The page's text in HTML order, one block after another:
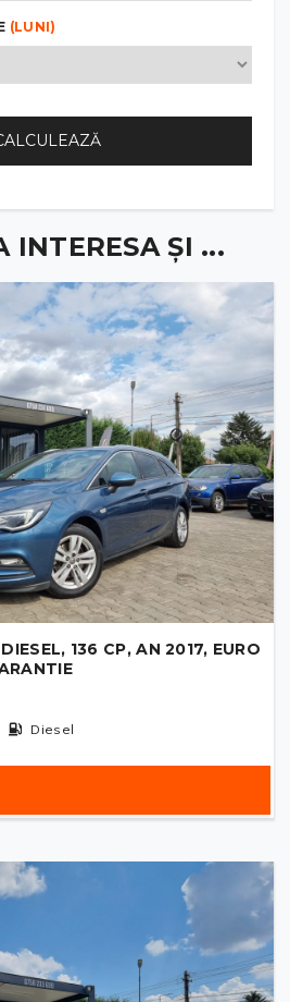
(LUNI)
INTERESA ȘI ...
136 CP, AN 2017, EURO
Diesel